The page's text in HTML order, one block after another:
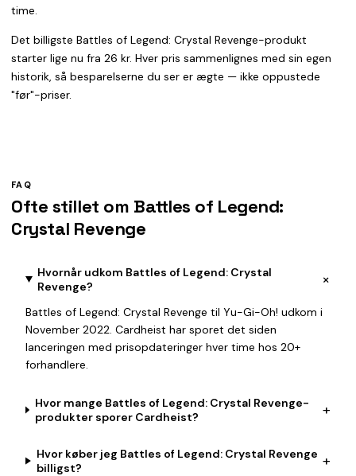
time.
Det billigste Battles of Legend: Crystal Revenge-produkt
starter lige nu fra 26 kr. Hver pris sammenlignes med sin egen
historik, så besparelserne du ser er ægte — ikke oppustede
"før"-priser.
FAQ
Ofte stillet om Battles of Legend:
Crystal Revenge
Hvornår udkom Battles of Legend: Crystal
Revenge?
+
Battles of Legend: Crystal Revenge til Yu-Gi-Oh! udkom i
November 2022. Cardheist har sporet det siden
lanceringen med prisopdateringer hver time hos 20+
forhandlere.
Hvor mange Battles of Legend: Crystal Revenge-
produkter sporer Cardheist?
+
Hvor køber jeg Battles of Legend: Crystal Revenge
billigst?
+